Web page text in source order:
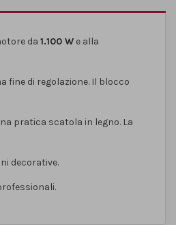
da 1.100 W e alla
fine di regolazione. Il blocco
pratica scatola in legno. La
decorative.